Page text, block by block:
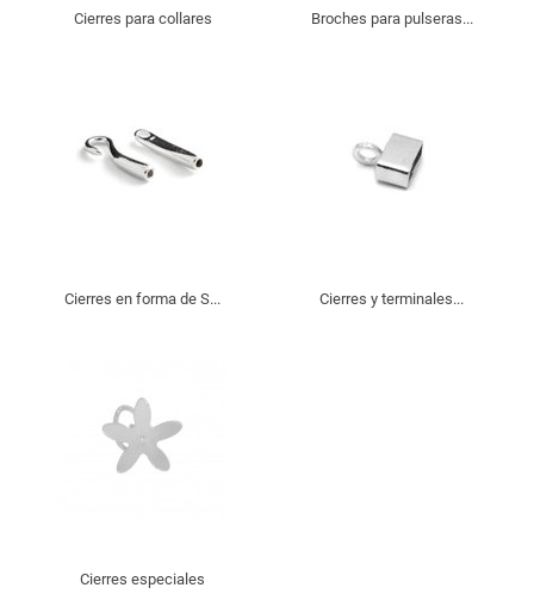
Cierres para collares Broches para pulseras...
Cierres en forma de S... Cierres y terminales...
Cierres especiales